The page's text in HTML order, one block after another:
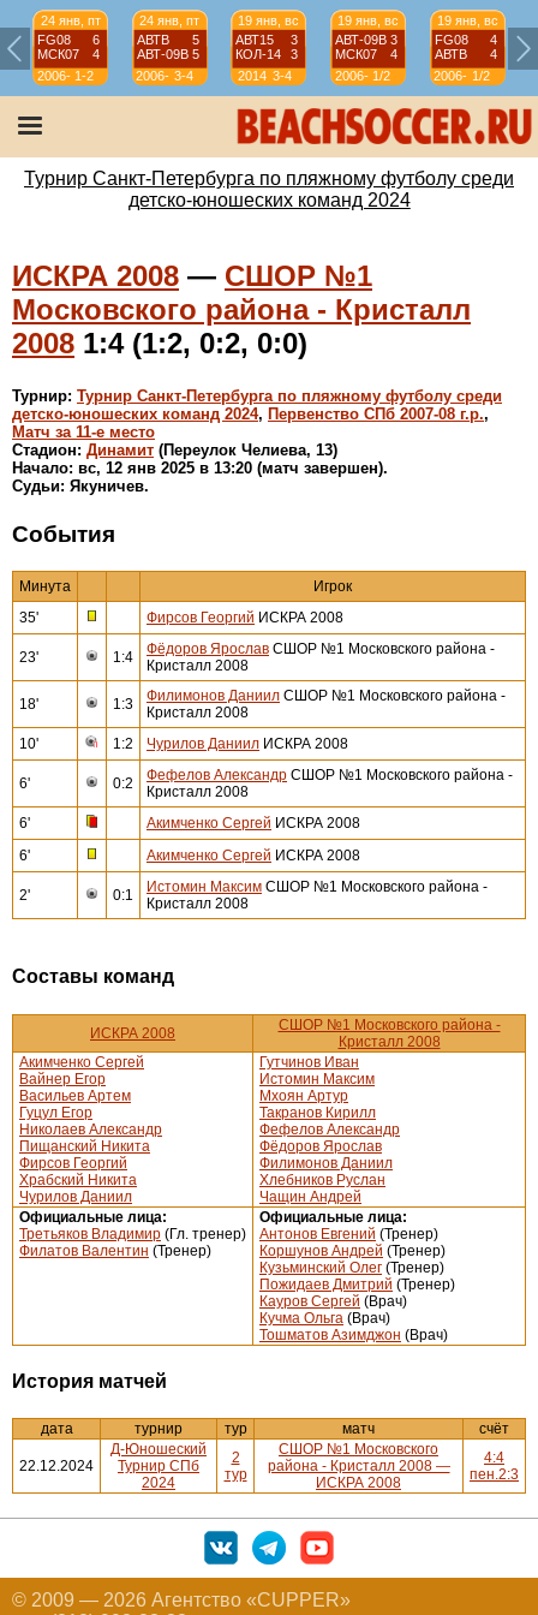
24 янв, пт
FG08
6
МСК07
4
2006-
07
1-2
24 янв, пт
АВТВ
5
АВТ-09B 5
2006-
07
3-4
19 янв, вс
АВТ15
3
КОЛ-14
3
2014 3-4
19 янв, вс
АВТ-09B 3
МСК07
4
2006-
07
1/2
19 янв, вс
FG08
4
АВТВ
4
2006-
07
1/2
Турнир Санкт-Петербурга по пляжному футболу среди
детско-юношеских команд 2024
ИСКРА 2008 — СШОР №1
Московского района - Кристалл
2008 1:4 (1:2, 0:2, 0:0)
Турнир: Турнир Санкт-Петербурга по пляжному футболу среди
детско-юношеских команд 2024, Первенство СПб 2007-08 г.р.,
Матч за 11-е место
Стадион: Динамит (Переулок Челиева, 13)
Начало: вс, 12 янв 2025 в 13:20 (матч завершен).
Судьи: Якуничев.
События
Минута
Игрок
35'
Фирсов Георгий ИСКРА 2008
23' 1:4 Фёдоров Ярослав СШОР №1 Московского района -
Кристалл 2008
18' 1:3 Филимонов Даниил СШОР №1 Московского района -
Кристалл 2008
10'
1:2 Чурилов Даниил ИСКРА 2008
6' 0:2 Фефелов Александр СШОР №1 Московского района -
Кристалл 2008
6'
Акимченко Сергей ИСКРА 2008
6'
Акимченко Сергей ИСКРА 2008
2' 0:1 Истомин Максим СШОР №1 Московского района -
Кристалл 2008
Составы команд
ИСКРА 2008
СШОР №1 Московского района -
Кристалл 2008
Акимченко Сергей
Вайнер Егор
Васильев Артем
Гуцул Егор
Николаев Александр
Пищанский Никита
Фирсов Георгий
Храбский Никита
Чурилов Даниил
Гутчинов Иван
Истомин Максим
Мхоян Артур
Такранов Кирилл
Фефелов Александр
Фёдоров Ярослав
Филимонов Даниил
Хлебников Руслан
Чащин Андрей
Официальные лица:
Третьяков Владимир (Гл. тренер)
Филатов Валентин (Тренер)
Официальные лица:
Антонов Евгений (Тренер)
Коршунов Андрей (Тренер)
Кузьминский Олег (Тренер)
Пожидаев Дмитрий (Тренер)
Кауров Сергей (Врач)
Кучма Ольга (Врач)
Тошматов Азимджон (Врач)
История матчей
дата турнир тур матч счёт
22.12.2024
Д-Юношеский
Турнир СПб
2024
2
тур
СШОР №1 Московского
района - Кристалл 2008 —
ИСКРА 2008
4:4
пен.2:3
© 2009 — 2026 Агентство «CUPPER»